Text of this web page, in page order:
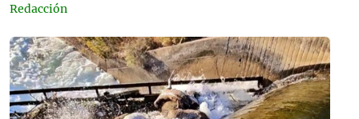
Redacción